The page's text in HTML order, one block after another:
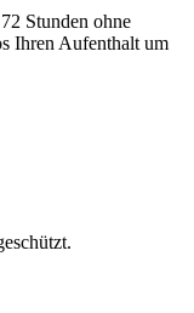
Stunden ohne
Ihren Aufenthalt um